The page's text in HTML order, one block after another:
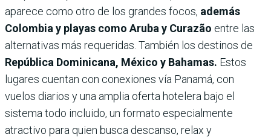
aparece como otro de los grandes focos, además
Colombia y playas como Aruba y Curazão entre las
alternativas más requeridas. También los destinos de
República Dominicana, México y Bahamas. Estos
lugares cuentan con conexiones vía Panamá, con
vuelos diarios y una amplia oferta hotelera bajo el
sistema todo incluido, un formato especialmente
atractivo para quien busca descanso, relax y